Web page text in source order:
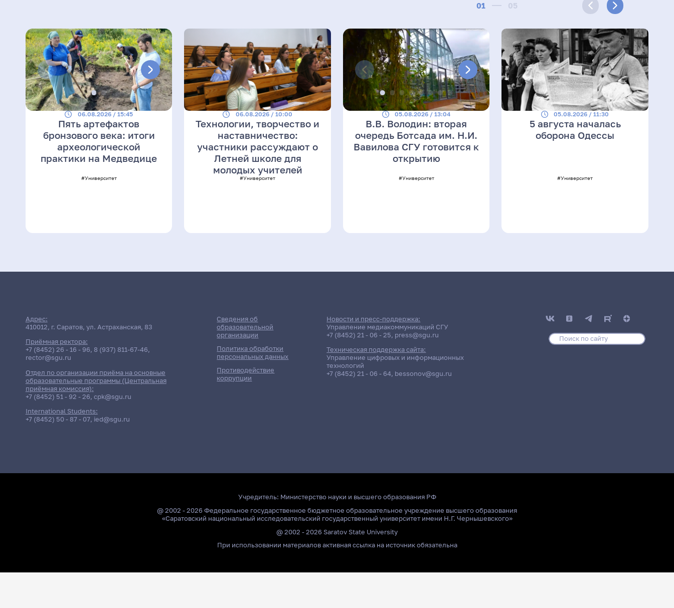
01 05
06.08.2026 / 15:45
Пять артефактов
бронзового века: итоги
археологической
практики на Медведице
#Университет
06.08.2026 / 10:00
Технологии, творчество и
наставничество:
участники рассуждают о
Летней школе для
молодых учителей
#Университет
05.08.2026 / 13:04
В.В. Володин: вторая
очередь Ботсада им. Н.И.
Вавилова СГУ готовится к
открытию
#Университет
05.08.2026 / 11:30
5 августа началась
оборона Одессы
#Университет
Адрес:
410012, г. Саратов, ул. Астраханская, 83
Приёмная ректора:
+7 (8452) 26 - 16 - 96, 8 (937) 811-67-46,
rector@sgu.ru
Отдел по организации приёма на основные
образовательные программы (Центральная
приёмная комиссия):
+7 (8452) 51 - 92 - 26, cpk@sgu.ru
International Students:
+7 (8452) 50 - 87 - 07, ied@sgu.ru
Сведения об
образовательной
организации
Политика обработки
персональных данных
Противодействие
коррупции
Новости и пресс-поддержка:
Управление медиакоммуникаций СГУ
+7 (8452) 21 - 06 - 25, press@sgu.ru
Техническая поддержка сайта:
Управление цифровых и информационных
технологий
+7 (8452) 21 - 06 - 64, bessonov@sgu.ru
Учредитель: Министерство науки и высшего образования РФ
@ 2002 - 2026 Федеральное государственное бюджетное образовательное учреждение высшего образования
«Саратовский национальный исследовательский государственный университет имени Н.Г. Чернышевского»
@ 2002 - 2026 Saratov State University
При использовании материалов активная ссылка на источник обязательна